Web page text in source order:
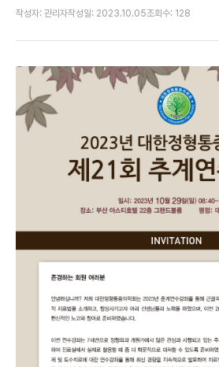
작성자: 관리자작성일: 2023.10.05조회수: 128